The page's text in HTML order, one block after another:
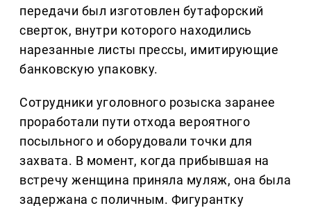
передачи был изготовлен бутафорский
сверток, внутри которого находились
нарезанные листы прессы, имитирующие
банковскую упаковку.
Сотрудники уголовного розыска заранее
проработали пути отхода вероятного
посыльного и оборудовали точки для
захвата. В момент, когда прибывшая на
встречу женщина приняла муляж, она была
задержана с поличным. Фигурантку